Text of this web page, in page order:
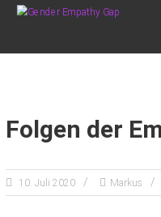
ZumGENDER EMPATHY
Folgen der
10. Juli 2020 Markus